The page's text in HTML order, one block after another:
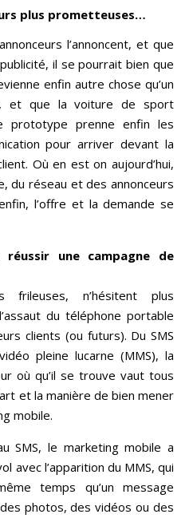
plus prometteuses…
l’annoncent, et que
il se pourrait bien que
enfin autre chose qu’un
et que la voiture de sport
prototype prenne enfin les
pour arriver devant la
Où en est on aujourd’hui,
du réseau et des annonceurs
l’offre et la demande se
une campagne de
frileuses, n’hésitent plus
du téléphone portable
clients (ou futurs). Du SMS
pleine lucarne (MMS), la
où qu’il se trouve vaut tous
et la manière de bien mener
mobile.
SMS, le marketing mobile a
avec l’apparition du MMS, qui
temps qu’un message
photos, des vidéos ou des